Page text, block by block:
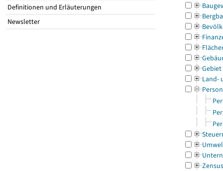
Definitionen und Erläuterungen
Newsletter
Gebiet
Land-
Zensus